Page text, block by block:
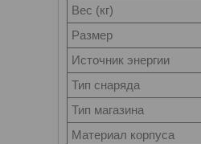
Вес (кг)
Размер
Источник энергии
Тип снаряда
Тип магазина
Материал корпуса